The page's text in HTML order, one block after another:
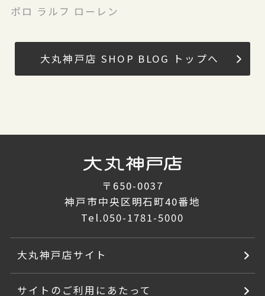
ポロ ラルフ ローレン
大丸神戸店 SHOP BLOG トップへ
〒650-0037
神戸市中央区明石町40番地
Tel.050-1781-5000
大丸神戸店サイト
サイトのご利用にあたって